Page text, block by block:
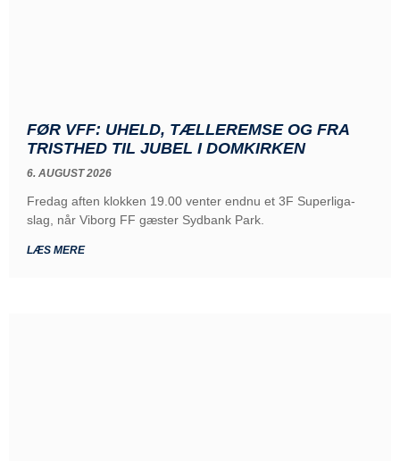
FØR VFF: UHELD, TÆLLEREMSE OG FRA
TRISTHED TIL JUBEL I DOMKIRKEN
6. AUGUST 2026
Fredag aften klokken 19.00 venter endnu et 3F Superliga-
slag, når Viborg FF gæster Sydbank Park.
LÆS MERE